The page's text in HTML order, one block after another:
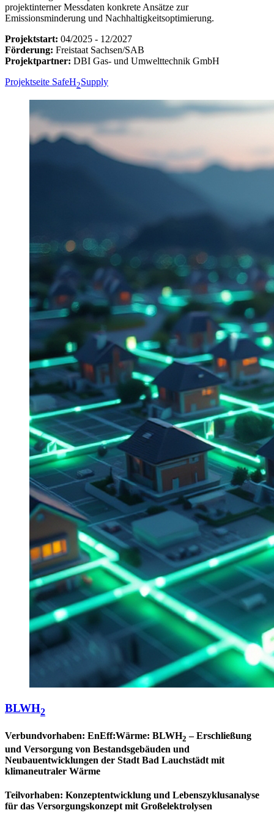
projektinterner Messdaten konkrete Ansätze zur
Emissionsminderung und Nachhaltigkeitsoptimierung.
Projektstart: 04/2025 - 12/2027
Förderung: Freistaat Sachsen/SAB
Projektpartner: DBI Gas- und Umwelttechnik GmbH
Projektseite SafeH2Supply
BLWH2
Verbundvorhaben: EnEff:Wärme: BLWH2 – Erschließung
und Versorgung von Bestandsgebäuden und
Neubauentwicklungen der Stadt Bad Lauchstädt mit
klimaneutraler Wärme
Teilvorhaben: Konzeptentwicklung und Lebenszyklusanalyse
für das Versorgungskonzept mit Großelektrolysen